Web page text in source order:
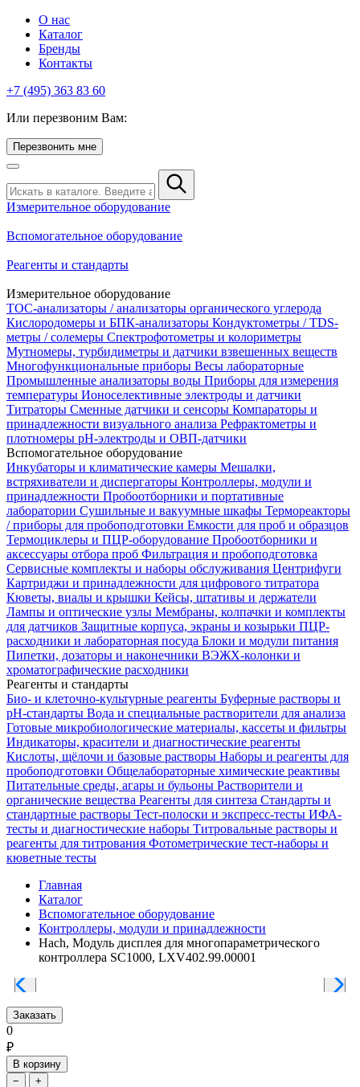
О нас
Каталог
Бренды
Контакты
+7 (495) 363 83 60
Или перезвоним Вам:
Перезвонить мне
Измерительное оборудование
Вспомогательное оборудование
Реагенты и стандарты
Измерительное оборудование
TOC-анализаторы / анализаторы органического углерода
Кислородомеры и БПК-анализаторы Кондуктометры / TDS-
метры / солемеры Спектрофотометры и колориметры
Мутномеры, турбидиметры и датчики взвешенных веществ
Многофункциональные приборы Весы лабораторные
Промышленные анализаторы воды Приборы для измерения
температуры Ионоселективные электроды и датчики
Титраторы Сменные датчики и сенсоры Компараторы и
принадлежности визуального анализа Рефрактометры и
плотномеры pH-электроды и ОВП-датчики
Вспомогательное оборудование
Инкубаторы и климатические камеры Мешалки,
встряхиватели и диспергаторы Контроллеры, модули и
принадлежности Пробоотборники и портативные
лаборатории Сушильные и вакуумные шкафы Термореакторы
/ приборы для пробоподготовки Емкости для проб и образцов
Термоциклеры и ПЦР-оборудование Пробоотборники и
аксессуары отбора проб Фильтрация и пробоподготовка
Сервисные комплекты и наборы обслуживания Центрифуги
Картриджи и принадлежности для цифрового титратора
Кюветы, виалы и крышки Кейсы, штативы и держатели
Лампы и оптические узлы Мембраны, колпачки и комплекты
для датчиков Защитные корпуса, экраны и козырьки ПЦР-
расходники и лабораторная посуда Блоки и модули питания
Пипетки, дозаторы и наконечники ВЭЖХ-колонки и
хроматографические расходники
Реагенты и стандарты
Био- и клеточно-культурные реагенты Буферные растворы и
pH-стандарты Вода и специальные растворители для анализа
Готовые микробиологические материалы, кассеты и фильтры
Индикаторы, красители и диагностические реагенты
Кислоты, щёлочи и базовые растворы Наборы и реагенты для
пробоподготовки Общелабораторные химические реактивы
Питательные среды, агары и бульоны Растворители и
органические вещества Реагенты для синтеза Стандарты и
стандартные растворы Тест-полоски и экспресс-тесты ИФА-
тесты и диагностические наборы Титровальные растворы и
реагенты для титрования Фотометрические тест-наборы и
кюветные тесты
Главная
Каталог
Вспомогательное оборудование
Контроллеры, модули и принадлежности
Hach, Модуль дисплея для многопараметрического
контроллера SC1000, LXV402.99.00001
Заказать
0
₽
В корзину
−
+